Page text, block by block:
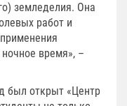
земледелия. Она
работ и
время», –
был открыт «Центр